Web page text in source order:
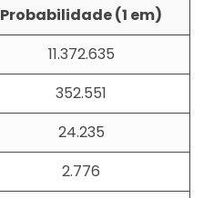
Probabilidade (1 em)
11.372.635
352.551
24.235
2.776